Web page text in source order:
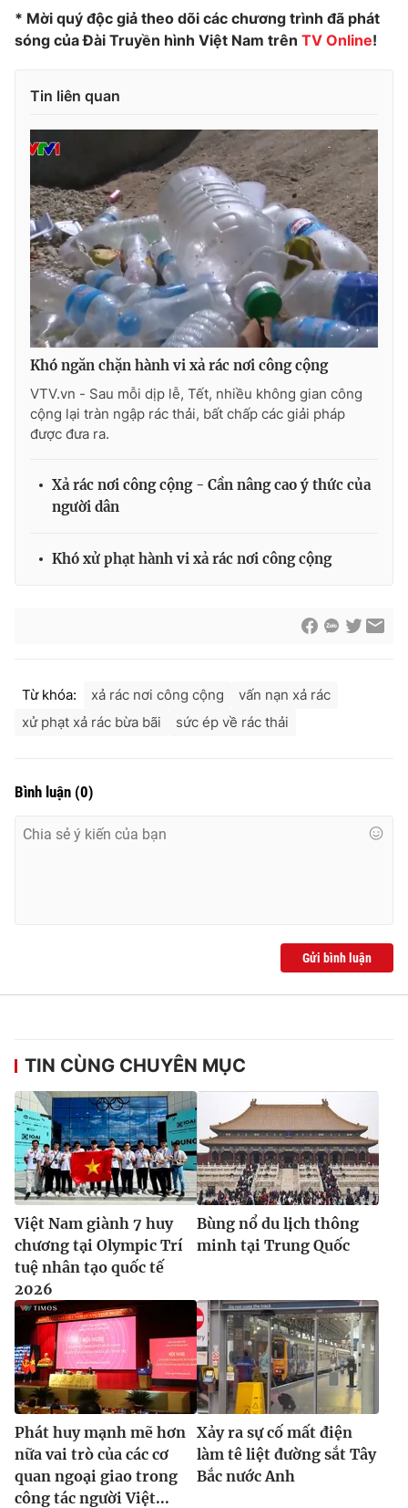
Ðiện thoại Thời báo VTV:
024.66 897 897
Email: toasoan@vtv.vn
® Cấm sao chép dưới mọi hình thức nếu không có sự chấp
thuận bằng văn bản. Ghi rõ nguồn VTV.vn khi phát hành lại
thông tin từ website này.
* Mời quý độc giả theo dõi các chương trình đã phát
sóng của Đài Truyền hình Việt Nam trên TV Online!
Tin liên quan
Khó ngăn chặn hành vi xả rác nơi công cộng
VTV.vn - Sau mỗi dịp lễ, Tết, nhiều không gian công
cộng lại tràn ngập rác thải, bất chấp các giải pháp
được đưa ra.
Xả rác nơi công cộng - Cần nâng cao ý thức của
người dân
Khó xử phạt hành vi xả rác nơi công cộng
Từ khóa: xả rác nơi công cộng
vấn nạn xả rác
xử phạt xả rác bừa bãi
sức ép về rác thải
Bình luận (0)
Gửi bình luận
TIN CÙNG CHUYÊN MỤC
Việt Nam giành 7 huy
chương tại Olympic Trí
tuệ nhân tạo quốc tế
2026
Bùng nổ du lịch thông
minh tại Trung Quốc
Phát huy mạnh mẽ hơn
nữa vai trò của các cơ
quan ngoại giao trong
công tác người Việt...
Xảy ra sự cố mất điện
làm tê liệt đường sắt Tây
Bắc nước Anh